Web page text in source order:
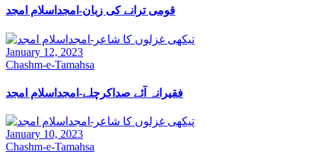
قومی ترانے کی زبان-امجداسلام امجد
January 12, 2023
Chashm-e-Tamahsa
فقیرانہ آئے صداکرچلے-امجداسلام امجد
January 10, 2023
Chashm-e-Tamahsa